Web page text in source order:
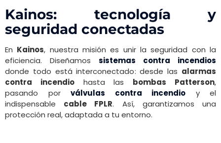
Kainos: tecnología y
seguridad conectadas
En Kainos, nuestra misión es unir la seguridad con la
eficiencia. Diseñamos sistemas contra incendios
donde todo está interconectado: desde las alarmas
contra incendiohasta las bombas Patterson,
pasando por válvulas contra incendio y el
indispensable cable FPLR. Así, garantizamos una
protección real, adaptada a tu entorno.